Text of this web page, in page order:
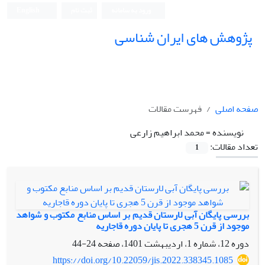
پژوهش های ایران شناسی
صفحه اصلی
فهرست مقالات
نویسنده =محمد ابراهیم زارعی
تعداد مقالات:
1
بررسی پایگان آبی لارستان قدیم بر اساس منابع مکتوب و شواهد
موجود از قرن 5 هجری تا پایان دوره قاجاریه
دوره 12، شماره 1، اردیبهشت 1401، صفحه
24-44
https://doi.org/10.22059/jis.2022.338345.1085